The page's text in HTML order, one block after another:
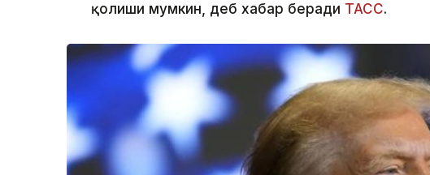
қолиши мумкин, деб хабар беради ТАСС.